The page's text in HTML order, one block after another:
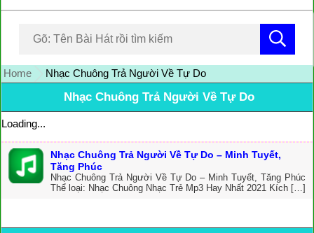
Home Nhạc Chuông Trả Người Về Tự Do
Nhạc Chuông Trả Người Về Tự Do
Loading...
Nhạc Chuông Trả Người Về Tự Do – Minh Tuyết,
Tăng Phúc
Nhạc Chuông Trả Người Về Tự Do – Minh Tuyết, Tăng Phúc
Thể loại: Nhạc Chuông Nhạc Trẻ Mp3 Hay Nhất 2021 Kích […]